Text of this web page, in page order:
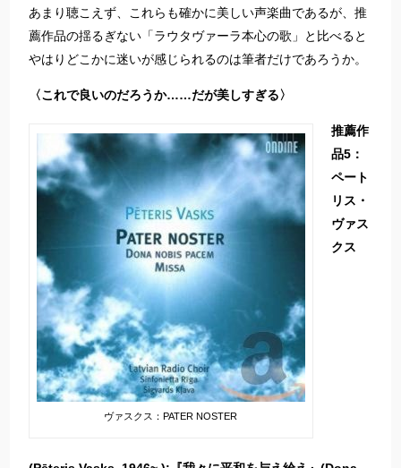
あまり聴こえず、これらも確かに美しい声楽曲であるが、推
薦作品の揺るぎない「ラウタヴァーラ本心の歌」と比べると
やはりどこかに迷いが感じられるのは筆者だけであろうか。
〈これで良いのだろうか……だが美しすぎる〉
ヴァスクス：PATER NOSTER
推薦作
品5：
ペート
リス・
ヴァス
クス